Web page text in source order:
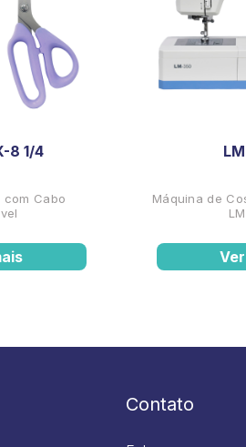
8 1/4
com Cabo
Máquina de
Contato